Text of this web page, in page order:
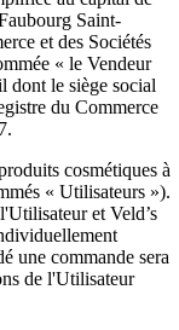
Saint-
et des Sociétés
« le Vendeur
dont le siège social
du Commerce
cosmétiques à
« Utilisateurs »).
et Veld’s
une commande sera
de l'Utilisateur